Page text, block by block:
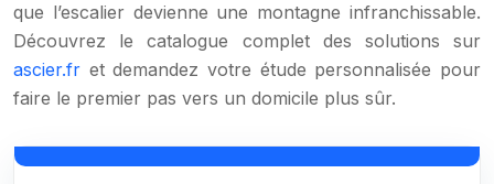
que l’escalier devienne une montagne infranchissable.
Découvrez le catalogue complet des solutions sur
ascier.fr et demandez votre étude personnalisée pour
faire le premier pas vers un domicile plus sûr.